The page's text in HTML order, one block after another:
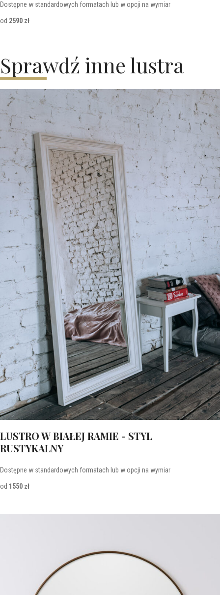
Dostępne w standardowych formatach lub w opcji na wymiar
od 2590 zł
Sprawdź inne lustra
LUSTRO W BIAŁEJ RAMIE - STYL
RUSTYKALNY
Dostępne w standardowych formatach lub w opcji na wymiar
od 1550 zł